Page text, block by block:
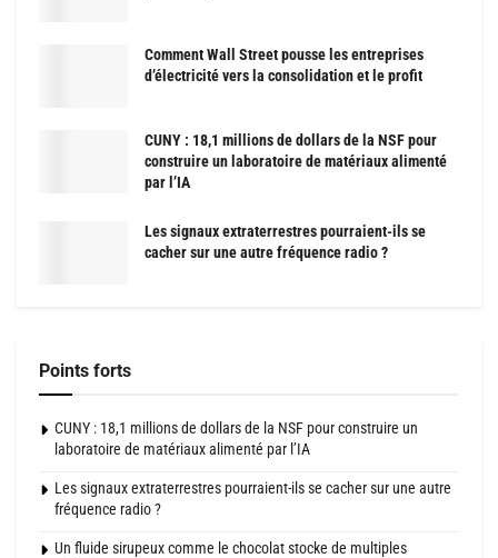
Comment Wall Street pousse les entreprises
d’électricité vers la consolidation et le profit
CUNY : 18,1 millions de dollars de la NSF pour
construire un laboratoire de matériaux alimenté
par l’IA
Les signaux extraterrestres pourraient-ils se
cacher sur une autre fréquence radio ?
Points forts
CUNY : 18,1 millions de dollars de la NSF pour construire un
laboratoire de matériaux alimenté par l’IA
Les signaux extraterrestres pourraient-ils se cacher sur une autre
fréquence radio ?
Un fluide sirupeux comme le chocolat stocke de multiples